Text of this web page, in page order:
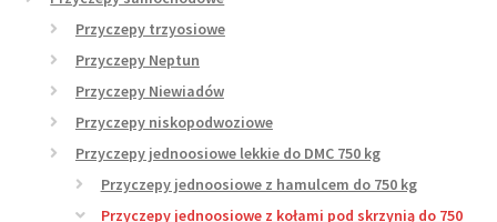
Przyczepy trzyosiowe
Przyczepy Neptun
Przyczepy Niewiadów
Przyczepy niskopodwoziowe
Przyczepy jednoosiowe lekkie do DMC 750 kg
Przyczepy jednoosiowe z hamulcem do 750 kg
Przyczepy jednoosiowe z kołami pod skrzynią do 750